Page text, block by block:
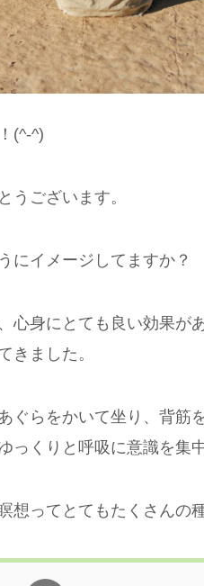
(^-^)
うございます。
にイメージしてますか？
心身にとても良い効果が
きました。
ぐらをかいて坐り、背筋
っくりと呼吸に意識を集中
想ってとてもたくさんの